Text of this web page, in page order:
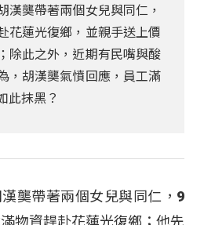
漢龑帶著兩個女兒與同仁，
花蓮光復鄉，並親手送上價
除此之外，近期有民嘴與酸
，胡漢龑氣憤回應，員工滿
此抹黑？
漢龑帶著兩個女兒與同仁，9
物資趕赴花蓮光復鄉；他先